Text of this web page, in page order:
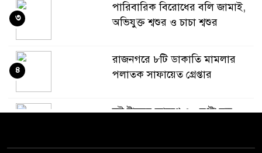
পারিবারিক বিরোধের বলি জামাই,
অভিযুক্ত শ্বশুর ও চাচা শ্বশুর
৩
রাজনগরে ৮টি ডাকাতি মামলার
পলাতক সাফায়েত গ্রেপ্তার
৪
দুই ট্রাকের কারণে ৩০ ঘণ্টা বন্ধ